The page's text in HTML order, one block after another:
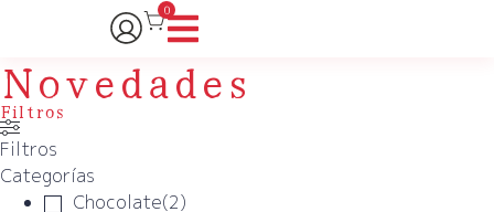
0
Novedades
Filtros
Filtros
Categorías
Chocolate(2)